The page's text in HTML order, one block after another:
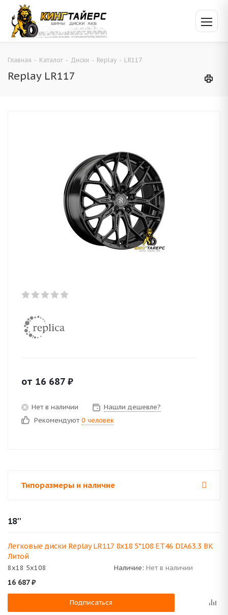
Главная - Каталог - Диски - Replay - LR117
Replay LR117
от 16 687 ₽
Нет в наличии
Нашли дешевле?
Рекомендуют 0 человек
Типоразмеры и наличие
18''
Легковые диски Replay LR117 8x18 5*108 ET46 DIA63.3 BK
Литой
8x18 5x108 Наличие: Нет в наличии
16 687₽
Подписаться